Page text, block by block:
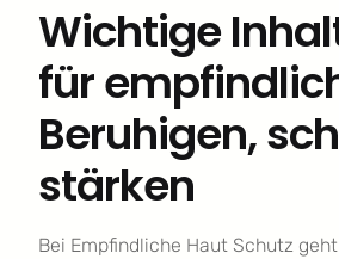
Wichtige
für
Beruhigen,
stärken
Bei Empfindliche Haut Schutz